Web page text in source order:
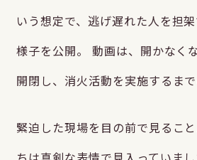
いう想定で、逃げ遅れた人を担
様子を公開。 動画は、開かなく
開閉し、消火活動を実施するまで
緊迫した現場を目の前で見るこ